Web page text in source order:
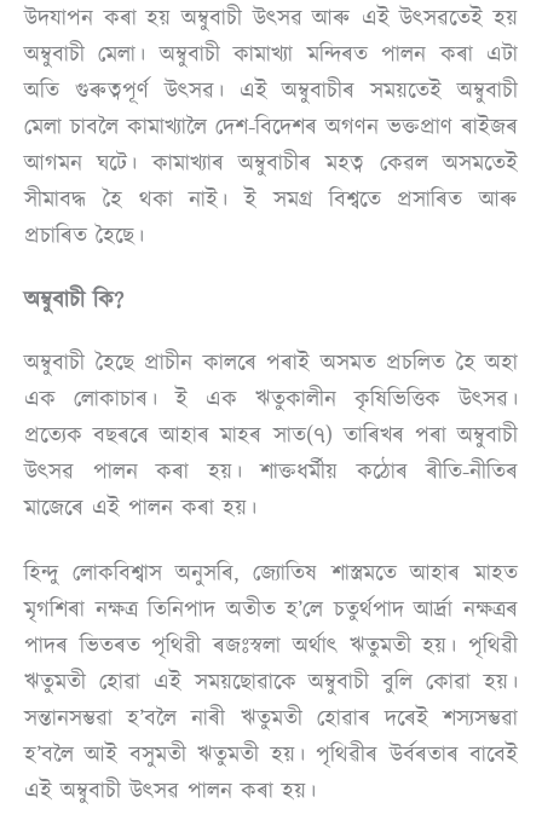
উদযাপন কৰা হয় অম্বুবাচী উৎসৱ আৰু এই উৎসৱতেই হয়
অম্বুবাচী মেলা। অম্বুবাচী কামাখ্যা মন্দিৰত পালন কৰা এটা
অতি গুৰুত্বপূৰ্ণ উৎসৱ। এই অম্বুবাচীৰ সময়তেই অম্বুবাচী
মেলা চাবলৈ কামাখ্যালৈ দেশ-বিদেশৰ অগণন ভক্তপ্ৰাণ ৰাইজৰ
আগমন ঘটে। কামাখ্যাৰ অম্বুবাচীৰ মহত্ব কেৱল অসমতেই
সীমাবদ্ধ হৈ থকা নাই। ই সমগ্ৰ বিশ্বতে প্ৰসাৰিত আৰু
প্ৰচাৰিত হৈছে।
অম্বুবাচী কি?
অম্বুবাচী হৈছে প্রাচীন কালৰে পৰাই অসমত প্ৰচলিত হৈ অহা
এক লোকাচাৰ। ই এক ঋতুকালীন কৃষিভিত্তিক উৎসৱ।
প্ৰত্যেক বছৰৰে আহাৰ মাহৰ সাত(৭) তাৰিখৰ পৰা অম্বুবাচী
উৎসৱ পালন কৰা হয়। শাক্তধৰ্মীয় কঠোৰ ৰীতি-নীতিৰ
মাজেৰে এই পালন কৰা হয়।
হিন্দু লোকবিশ্বাস অনুসৰি, জ্যোতিষ শাস্ত্ৰমতে আহাৰ মাহত
মৃগশিৰা নক্ষত্ৰ তিনিপাদ অতীত হ’লে চতুৰ্থপাদ আৰ্দ্ৰা নক্ষত্ৰৰ
পাদৰ ভিতৰত পৃথিৱী ৰজঃস্বলা অৰ্থাৎ ঋতুমতী হয়। পৃথিৱী
ঋতুমতী হোৱা এই সময়ছোৱাকে অম্বুবাচী বুলি কোৱা হয়।
সন্তানসম্ভৱা হ’বলৈ নাৰী ঋতুমতী হোৱাৰ দৰেই শস্যসম্ভৱা
হ’বলৈ আই বসুমতী ঋতুমতী হয়। পৃথিৱীৰ উৰ্বৰতাৰ বাবেই
এই অম্বুবাচী উৎসৱ পালন কৰা হয়।